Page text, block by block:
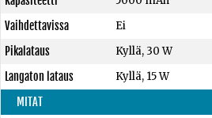
Vaihdettavissa
Ei
Pikalataus
Kyllä, 30 W
Langaton lataus
Kyllä, 15 W
MITAT